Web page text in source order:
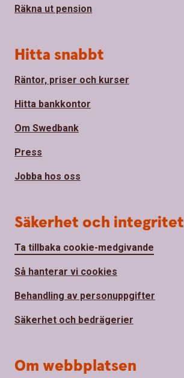
Räkna ut pension
Hitta snabbt
Räntor, priser och kurser
Hitta bankkontor
Om Swedbank
Press
Jobba hos oss
Säkerhet och integritet
Ta tillbaka cookie-medgivande
Så hanterar vi cookies
Behandling av personuppgifter
Säkerhet och bedrägerier
Om webbplatsen